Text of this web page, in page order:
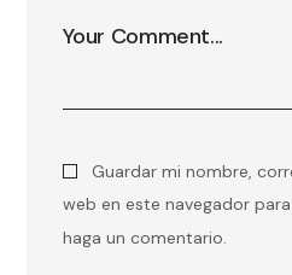
Guardar mi nombre,
web en este navegador
haga un comentario.